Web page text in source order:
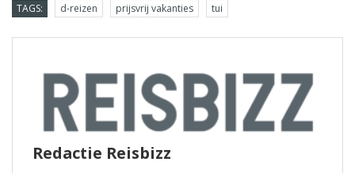
TAGS: d-reizen prijsvrij vakanties tui
Redactie Reisbizz